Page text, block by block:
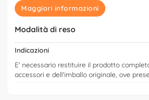
Maggiori informazioni
Modalità di reso
Indicazioni
E' necessario restituire il prodotto
accessori e dell'imballo originale, ove